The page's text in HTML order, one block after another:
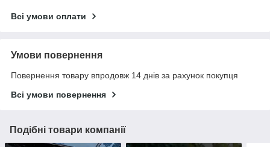
Всі умови оплати
Умови повернення
Повернення товару впродовж 14 днів за рахунок покупця
Всі умови повернення
Подібні товари компанії